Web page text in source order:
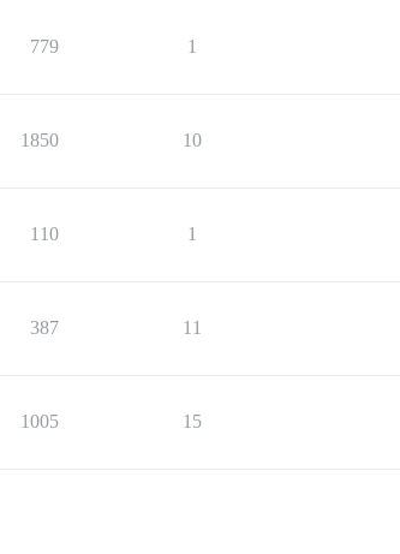
1
779
10
1850
1
110
11
387
15
1005